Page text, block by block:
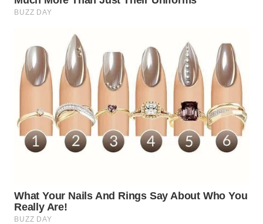
LABUHANBATU
TAPANULI
TENGAH
WN DELI
SERDANG
WN
TEBING
WN
PAKPAK